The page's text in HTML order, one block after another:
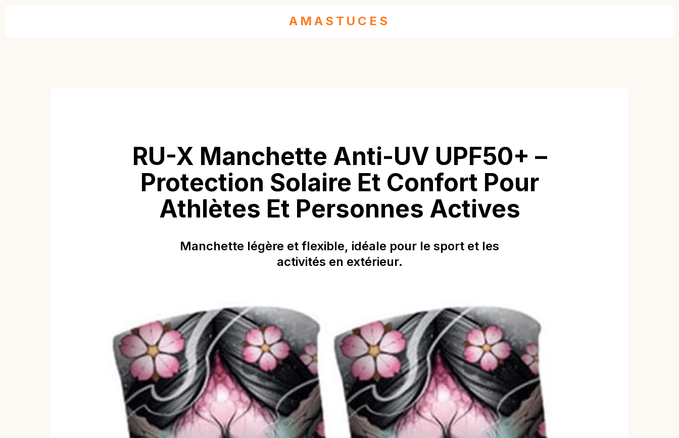
AMASTUCES
RU-X Manchette Anti-UV UPF50+ –
Protection Solaire Et Confort Pour
Athlètes Et Personnes Actives
Manchette légère et flexible, idéale pour le sport et les
activités en extérieur.